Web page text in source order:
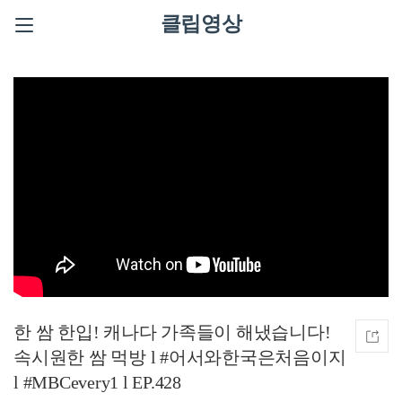
클립영상
한 쌈 한입! 캐나다 가족들이 해냈습니다!
속시원한 쌈 먹방 l #어서와한국은처음이지
l #MBCevery1 l EP.428